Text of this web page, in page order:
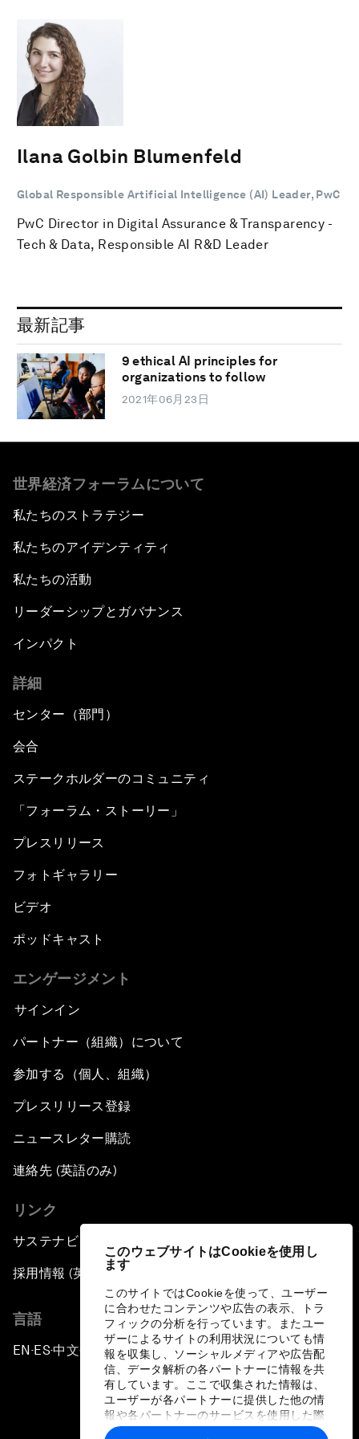
このウェブサイトはCookieを使用し
ます
このサイトではCookieを使って、ユーザー
に合わせたコンテンツや広告の表示、トラ
フィックの分析を行っています。またユー
ザーによるサイトの利用状況についても情
報を収集し、ソーシャルメディアや広告配
信、データ解析の各パートナーに情報を共
有しています。ここで収集された情報は、
ユーザーが各パートナーに提供した他の情
報や各パートナーのサービスを使用した際
に収集された情報と組み合わされ、各パー
Ilana Golbin Blumenfeld
Global Responsible Artificial Intelligence (AI) Leader, PwC
PwC Director in Digital Assurance & Transparency -
Tech & Data, Responsible AI R&D Leader
最新記事
9 ethical AI principles for
organizations to follow
2021年06月23日
世界経済フォーラムについて
私たちのストラテジー
私たちのアイデンティティ
私たちの活動
リーダーシップとガバナンス
インパクト
詳細
センター（部門）
会合
ステークホルダーのコミュニティ
「フォーラム・ストーリー」
プレスリリース
フォトギャラリー
ビデオ
ポッドキャスト
エンゲージメント
サインイン
パートナー（組織）について
参加する（個人、組織）
プレスリリース登録
ニュースレター購読
連絡先 (英語のみ)
リンク
サステナビリティへの取り組み
採用情報 (英語のみ)
言語
EN ▪ES▪中文▪ 日本語